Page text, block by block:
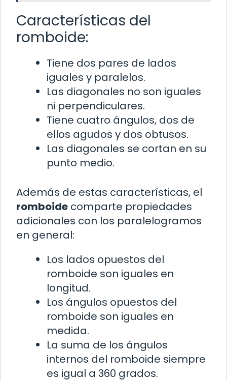
Características del
romboide:
Tiene dos pares de lados
iguales y paralelos.
Las diagonales no son iguales
ni perpendiculares.
Tiene cuatro ángulos, dos de
ellos agudos y dos obtusos.
Las diagonales se cortan en su
punto medio.
Además de estas características, el
romboide comparte propiedades
adicionales con los paralelogramos
en general:
Los lados opuestos del
romboide son iguales en
longitud.
Los ángulos opuestos del
romboide son iguales en
medida.
La suma de los ángulos
internos del romboide siempre
es igual a 360 grados.